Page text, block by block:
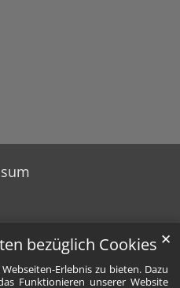
bezüglich Cookies
Erlebnis zu bieten. Dazu
Funktionieren unserer Website
✕